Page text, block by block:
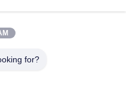
nhà Độ dày 9mm Sự lựa
for?